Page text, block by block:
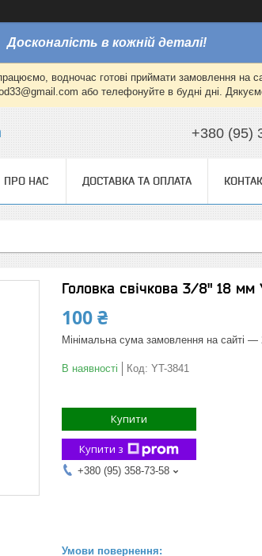
Досконалість в кожній деталі!
водночас готові приймати замовлення на
або телефонуйте в будні дні.
+380 (95)
ПРО НАС ДОСТАВКА ТА ОПЛАТА
Головка свічкова 3/8" 18 мм
100 ₴
Мінімальна сума замовлення на сайті —
В наявності Код: YT-3841
Купити
Купити з
+380 (95) 358-73-58